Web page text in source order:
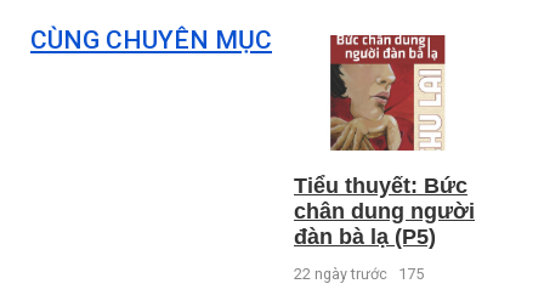
CÙNG CHUYÊN MỤC
Tiểu thuyết: Bức
chân dung người
đàn bà lạ (P5)
22 ngày trước 175